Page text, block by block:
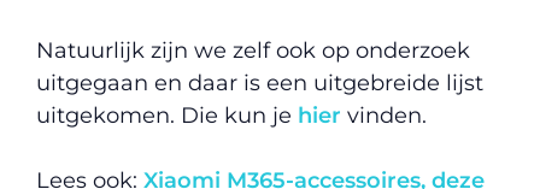
Natuurlijk zijn we zelf ook op onderzoek
uitgegaan en daar is een uitgebreide lijst
uitgekomen. Die kun je hier vinden.
Lees ook: Xiaomi M365-accessoires, deze